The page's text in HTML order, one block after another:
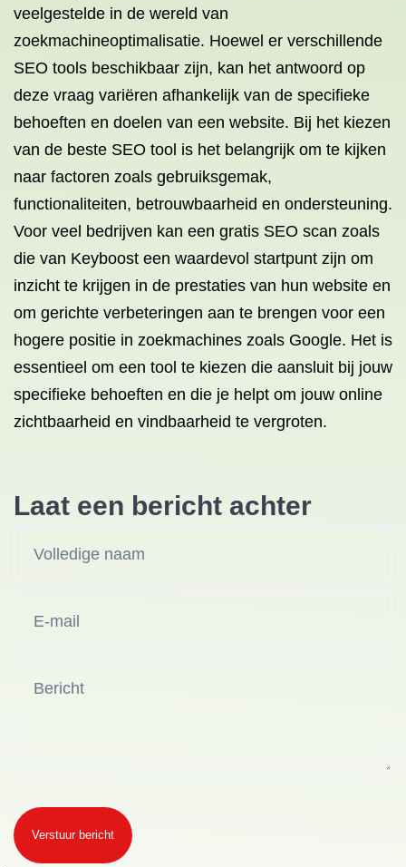
veelgestelde in de wereld van
zoekmachineoptimalisatie. Hoewel er verschillende
SEO tools beschikbaar zijn, kan het antwoord op
deze vraag variëren afhankelijk van de specifieke
behoeften en doelen van een website. Bij het kiezen
van de beste SEO tool is het belangrijk om te kijken
naar factoren zoals gebruiksgemak,
functionaliteiten, betrouwbaarheid en ondersteuning.
Voor veel bedrijven kan een gratis SEO scan zoals
die van Keyboost een waardevol startpunt zijn om
inzicht te krijgen in de prestaties van hun website en
om gerichte verbeteringen aan te brengen voor een
hogere positie in zoekmachines zoals Google. Het is
essentieel om een tool te kiezen die aansluit bij jouw
specifieke behoeften en die je helpt om jouw online
zichtbaarheid en vindbaarheid te vergroten.
Laat een bericht achter
Verstuur bericht